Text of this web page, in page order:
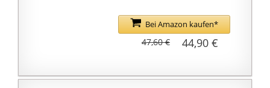
ergonomische
Ballsitzkissen sowohl
zum Sitzen (Home-
als auch zum Sport
Bei Amazon kaufen*
44,90 €
47,60 €